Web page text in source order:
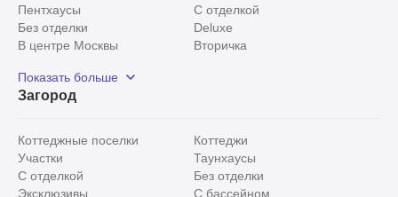
Пентхаусы
С отделкой
Без отделки
Deluxe
В центре Москвы
Вторичка
Рядом с парком
С панорамными окнами
Показать больше
Загород
Коттеджные поселки
Коттеджи
Участки
Таунхаусы
С отделкой
Без отделки
Эксклюзивы
С бассейном